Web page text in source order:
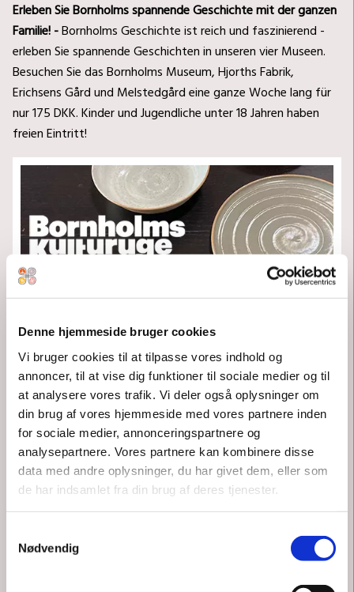
Denne hjemmeside bruger cookies
Vi bruger cookies til at tilpasse vores indhold og
annoncer, til at vise dig funktioner til sociale medier og til
at analysere vores trafik. Vi deler også oplysninger om
din brug af vores hjemmeside med vores partnere inden
for sociale medier, annonceringspartnere og
analysepartnere. Vores partnere kan kombinere disse
data med andre oplysninger, du har givet dem, eller som
de har indsamlet fra din brug af deres tjenester.
Nødvendig
Erleben Sie Bornholms spannende Geschichte mit der ganzen
Familie! -Bornholms Geschichte ist reich und faszinierend -
erleben Sie spannende Geschichten in unseren vier Museen.
Besuchen Sie das Bornholms Museum, Hjorths Fabrik,
Erichsens Gård und Melstedgård eine ganze Woche lang für
nur 175 DKK. Kinder und Jugendliche unter 18 Jahren haben
freien Eintritt!
Melstedgård + Hjorths Fabrik & Bornholms Kulturuge
Kom og hør historien om stellet "Melsted", som er
produceret specifikt til Melstedgård og Madkulturhuset.
Hvilke overvejelser fulgte med designet, og hvilke krav var
der til brugen.
Karina Skibby fra Hjorths Fabrik fortæller om processen og
inkluderer også fortællinger fra tilblivelsen af andre stel,
som er produceret til restauranter - bl.a. NOMA - samt om